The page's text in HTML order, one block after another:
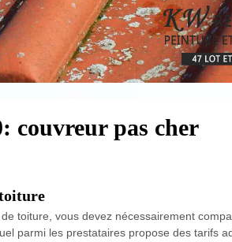
couvreur pas cher
toiture, vous devez nécessairement
parmi les prestataires propose des tarifs